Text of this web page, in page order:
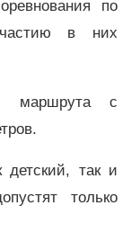
по
в них
маршрута с
детский, так и
только